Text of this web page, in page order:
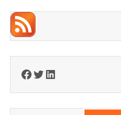
Facebook
Twitter
LinkedIn